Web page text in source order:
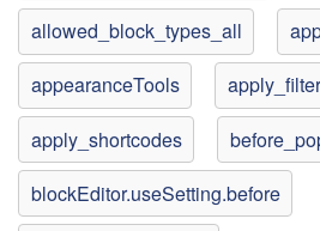
allowed_block_types_all
appearanceTools
apply_shortcodes
blockEditor.useSetting.before